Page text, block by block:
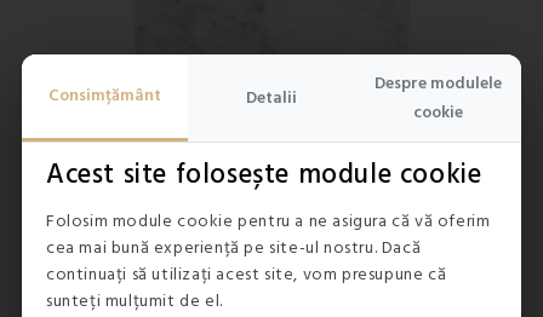
Consimțământ Detalii
Despre modulele
cookie
Acest site folosește module cookie
Folosim module cookie pentru a ne asigura că vă oferim
cea mai bună experiență pe site-ul nostru. Dacă
continuați să utilizați acest site, vom presupune că
sunteți mulțumit de el.
ÎN STOC
Capacul de toaletă Virina AWD